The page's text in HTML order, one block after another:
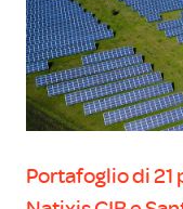
Portafoglio di